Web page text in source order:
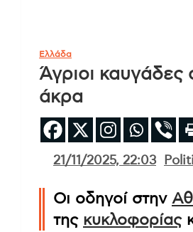
Ελλάδα
Άγριοι
άκρα
21/11/2025, 22:03
Οι οδηγοί στην
της κυκλοφορίας